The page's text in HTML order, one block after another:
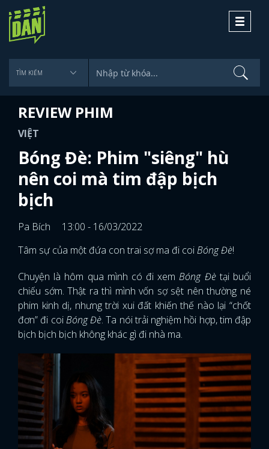
Toggle
REVIEW PHIM
VIỆT
Bóng Đè: Phim "siêng" hù
nên coi mà tim đập bịch
bịch
Pa Bích
13:00 - 16/03/2022
Tâm sự của một đứa con trai sợ ma đi coiBóng Đè!
Chuyện là hôm qua mình có đi xemBóng Đètại buổi
chiếu sớm. Thật ra thì mình vốn sợ sệt nên thường né
phim kinh dị, nhưng trời xui đất khiến thế nào lại “chốt
đơn” đi coiBóng Đè. Ta nói trải nghiệm hồi hợp, tim đập
bịch bịch bịch không khác gì đi nhà ma.